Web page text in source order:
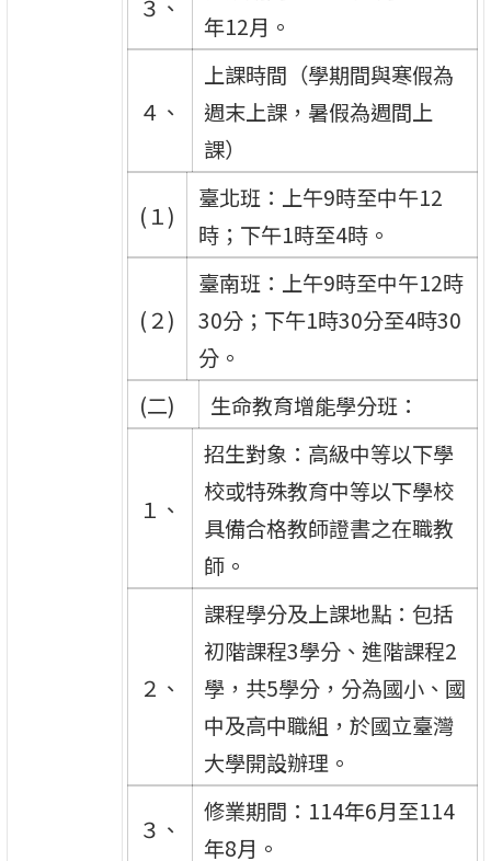
３、
年12月。
４、
上課時間（學期間與寒假為
週末上課，暑假為週間上
課）
(１)
臺北班：上午9時至中午12
時；下午1時至4時。
(２)
臺南班：上午9時至中午12時
30分；下午1時30分至4時30
分。
(二)
生命教育增能學分班：
１、
招生對象：高級中等以下學
校或特殊教育中等以下學校
具備合格教師證書之在職教
師。
２、
課程學分及上課地點：包括
初階課程3學分、進階課程2
學，共5學分，分為國小、國
中及高中職組，於國立臺灣
大學開設辦理。
３、
修業期間：114年6月至114
年8月。